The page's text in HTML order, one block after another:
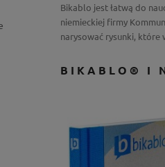
Bikablo jest łatwą do
niemieckiej firmy
narysować rysunki, które
BIKABLO® I